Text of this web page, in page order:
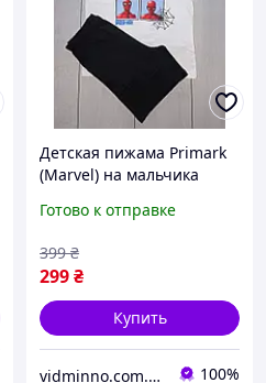
Детская пижама Primark
(Marvel) на мальчика
Готово к отправке
299₴
399 ₴
Купить
vidminno.com.ua - відмінний одяг для всієї родини 100%